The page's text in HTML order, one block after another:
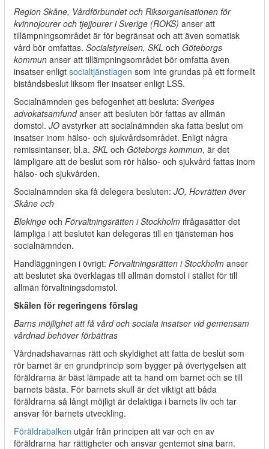
Region Skåne, Vårdförbundet och Riksorganisationen för
kvinnojourer och tjejjourer i Sverige (ROKS) anser att
tillämpningsområdet är för begränsat och att även somatisk
vård bör omfattas. Socialstyrelsen, SKL och Göteborgs
kommun anser att tillämpningsområdet bör omfatta även
insatser enligt socialtjänstlagen som inte grundas på ett formellt
biståndsbeslut liksom fler insatser enligt LSS.
Socialnämnden ges befogenhet att besluta: Sveriges
advokatsamfundanser att besluten bör fattas av allmän
domstol. JO avstyrker att socialnämnden ska fatta beslut om
insatser inom hälso- och sjukvårdsområdet. Enligt några
remissintanser, bl.a. SKL och Göteborgs kommun, är det
lämpligare att de beslut som rör hälso- och sjukvård fattas inom
hälso- och sjukvården.
Socialnämnden ska få delegera besluten: JO, Hovrätten över
Skåne och
Blekinge och Förvaltningsrätten i Stockholm ifrågasätter det
lämpliga i att beslutet kan delegeras till en tjänsteman hos
socialnämnden.
Handläggningen i övrigt: Förvaltningsrätten i Stockholm anser
att beslutet ska överklagas till allmän domstol i stället för till
allmän förvaltningsdomstol.
Skälen för regeringens förslag
Barns möjlighet att få vård och sociala insatser vid gemensam
vårdnad behöver förbättras
Vårdnadshavarnas rätt och skyldighet att fatta de beslut som
rör barnet är en grundprincip som bygger på övertygelsen att
föräldrarna är bäst lämpade att ta hand om barnet och se till
barnets bästa. För barnets skull är det viktigt att båda
föräldrarna så långt möjligt är delaktiga i barnets liv och tar
ansvar för barnets utveckling.
Föräldrabalken utgår från principen att var och en av
föräldrarna har rättigheter och ansvar gentemot sina barn.